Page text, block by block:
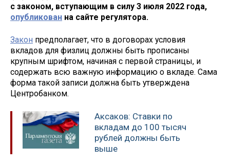
с законом, вступающим в силу 3 июля 2022 года,
опубликован на сайте регулятора.
Закон предполагает, что в договорах условия
вкладов для физлиц должны быть прописаны
крупным шрифтом, начиная с первой страницы, и
содержать всю важную информацию о вкладе. Сама
форма такой записи должна быть утверждена
Центробанком.
Аксаков: Ставки по
вкладам до 100 тысяч
рублей должны быть
выше